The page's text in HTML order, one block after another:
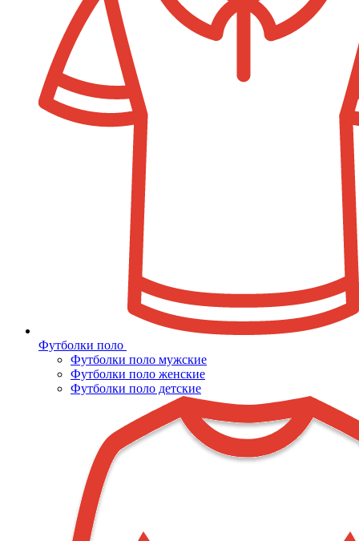
Футболки поло
Футболки поло мужские
Футболки поло женские
Футболки поло детские